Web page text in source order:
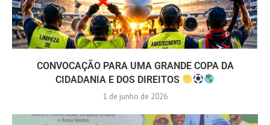
CONVOCAÇÃO PARA UMA GRANDE COPA DA
CIDADANIA E DOS DIREITOS
1 de junho de 2026